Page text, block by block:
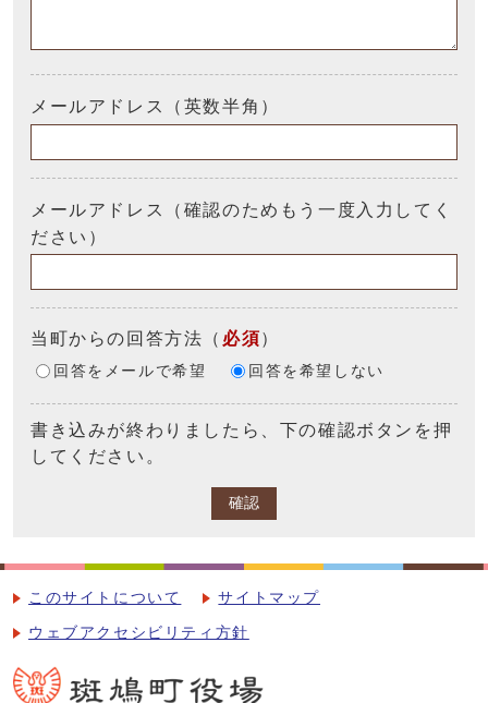
メールアドレス（英数半角）
メールアドレス（確認のためもう一度入力してく
ださい）
当町からの回答方法 （ 必須）
回答をメールで希望 回答を希望しない
書き込みが終わりましたら、下の確認ボタンを押
してください。
確認
このサイトについて サイトマップ
ウェブアクセシビリティ方針